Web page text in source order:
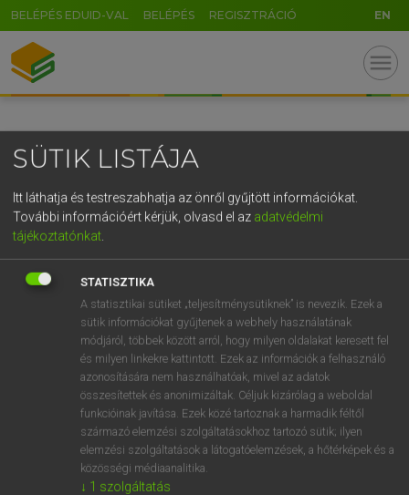
BELÉPÉS EDUID-VAL BELÉPÉS REGISZTRÁCIÓ EN
menu
OOOOPS!
SÜTIK LISTÁJA
Itt láthatja és testreszabhatja az önről gyűjtött információkat.
További információért kérjük, olvasd el az adatvédelmi
tájékoztatónkat
STATISZTIKA
A statisztikai sütiket „teljesítménysütiknek” is nevezik. Ezek a
sütik információkat gyűjtenek a webhely használatának
módjáról, többek között arról, hogy milyen oldalakat keresett fel
és milyen linkekre kattintott. Ezek az információk a felhasználó
azonosítására nem használhatóak, mivel az adatok
összesítettek és anonimizáltak. Céljuk kizárólag a weboldal
funkcióinak javítása. Ezek közé tartoznak a harmadik féltől
származó elemzési szolgáltatásokhoz tartozó sütik; ilyen
elemzési szolgáltatások a látogatóelemzések, a hőtérképek és a
közösségi médiaanalitika.
↓ 1 szolgáltatás
GR
5
g h k l
v b n m , . - AltGr